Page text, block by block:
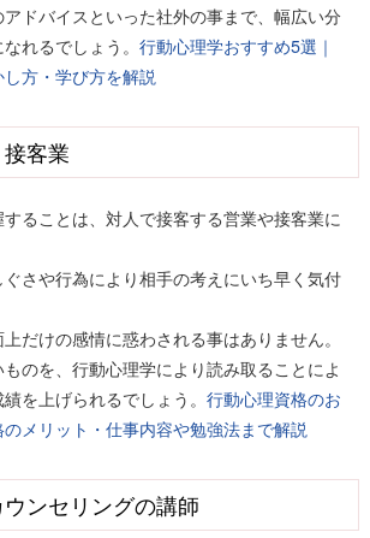
ドバイスといった社外の事まで、幅広い分
れるでしょう。 行動心理学おすすめ5選｜
方・学び方を解説
客業
ることは、対人で接客する営業や接客業に
さや行為により相手の考えにいち早く気付
だけの感情に惑わされる事はありません。
のを、行動心理学により読み取ることによ
を上げられるでしょう。 行動心理資格のお
メリット・仕事内容や勉強法まで解説
ンセリングの講師